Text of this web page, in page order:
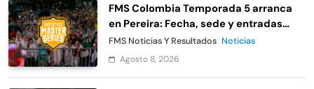
FMS Colombia Temporada 5 arranca
en Pereira: Fecha, sede y entradas
gratis
FMS Noticias Y Resultados Noticias
Agosto 8, 2026